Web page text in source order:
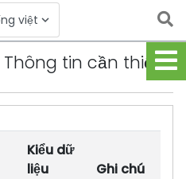
việt
Dropdown
keyboard_arrow_down
tin cần thiết
Kiểu dữ
liệu
Ghi chú